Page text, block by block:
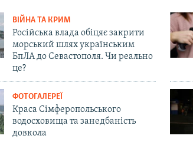
ВІЙНА ТА КРИМ
Російська влада обіцяє закрити
морський шлях українським
БпЛА до Севастополя. Чи реально
це?
ФОТОГАЛЕРЕЇ
Краса Сімферопольського
водосховища та занедбаність
довкола